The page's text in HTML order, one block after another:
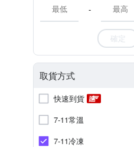
-
確定
取貨方式
快速到貨
7-11常溫
7-11冷凍